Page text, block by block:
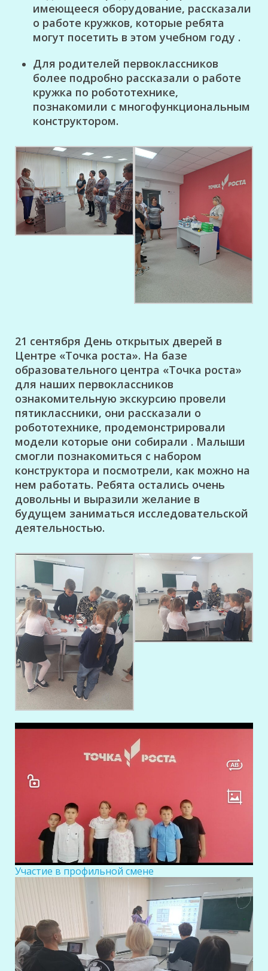
имеющееся оборудование, рассказали
о работе кружков, которые ребята
могут посетить в этом учебном году .
Для родителей первоклассников
более подробно рассказали о работе
кружка по робототехнике,
познакомили с многофункциональным
конструктором.
21 сентября День открытых дверей в
Центре «Точка роста». На базе
образовательного центра «Точка роста»
для наших первоклассников
ознакомительную экскурсию провели
пятиклассники, они рассказали о
робототехнике, продемонстрировали
модели которые они собирали . Малыши
смогли познакомиться с набором
конструктора и посмотрели, как можно на
нем работать. Ребята остались очень
довольны и выразили желание в
будущем заниматься исследовательской
деятельностью.
Участие в профильной смене